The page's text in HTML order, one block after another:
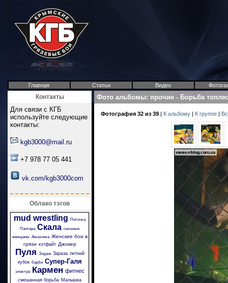
Главная Статьи Видео
Контакты
Для связи с КГБ
используйте следующие
контакты:
kgb3000@mail.ru
+7 978 77 05 441
vk.com/kgb3000com
Облако тэгов
mud wrestling
Пяточка
Пантера Скала сильные
женщины Амазонка Женские бои в
грязи кэтфайт Джокер
Пуля Энджи Зараза летний
кубок барби Супер-Галя
электра Кармен фитнес
смешанная борьба Малышка
Фото альбомы: прочие - Борьба
Фотография 32 из 39 | К альбому | К группе |